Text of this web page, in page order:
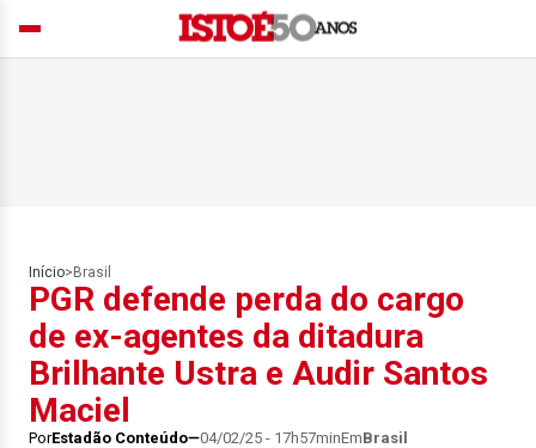
Início> Brasil
PGR defende perda do cargo
de ex-agentes da ditadura
Brilhante Ustra e Audir Santos
Maciel
PorEstadão Conteúdo 04/02/25 - 17h57minEmBrasil